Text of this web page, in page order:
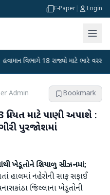
E-Paper Login
વિભાગે 18 રાજ્યો માટે ભારે વરસાદની
Admin Bookmark
પિયત માટે પાણી અપાશે :
પુરજોશમાં
ખેડૂતોને શિયાળુ સીઝનમાં;
હાલમાં નહેરોની સાફ સફાઈ
જિલ્લાના ખેડૂતોની